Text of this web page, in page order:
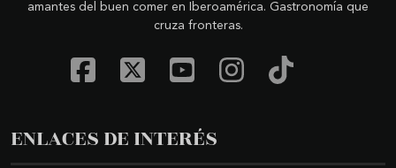
amantes del buen comer en Iberoamérica. Gastronomía que
cruza fronteras.
ENLACES DE INTERÉS